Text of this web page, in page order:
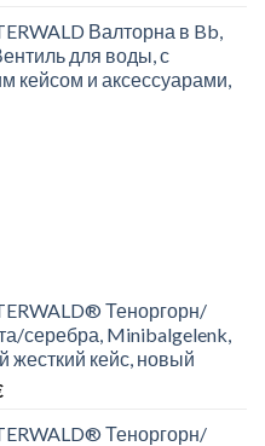
€.
Валторна в Bb,
для воды, с
кейсом и аксессуарами,
Теноргорн/
серебра, Minibalgelenk,
жесткий кейс, новый
Current
is:
Теноргорн/